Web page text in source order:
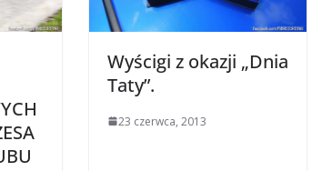
Wyścigi z okazji „Dnia
Taty”.
23 czerwca, 2013